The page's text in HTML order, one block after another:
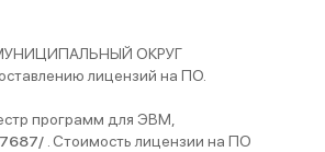
МУНИЦИПАЛЬНЫЙ ОКРУГ
лицензий на ПО.
программ для ЭВМ,
. Стоимость лицензии на ПО